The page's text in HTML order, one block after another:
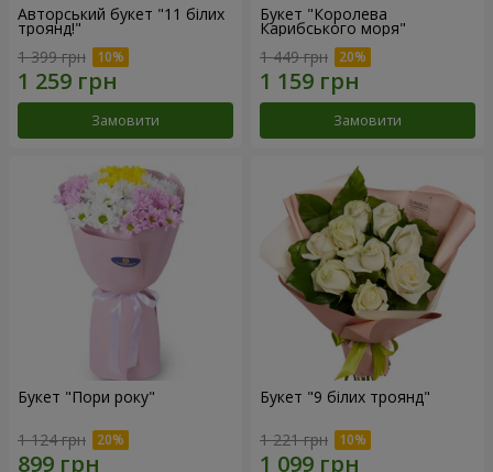
Авторський букет "11 білих
троянд!"
1 399 грн
Замовити
Букет "Королева
Карибського моря"
1 449 грн
Замовити
Букет "Пори року"
1 124 грн
Букет "9 білих троянд"
1 221 грн